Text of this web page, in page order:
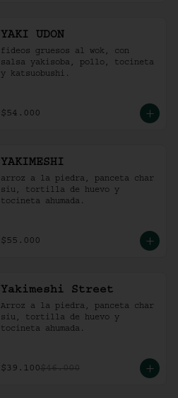
YAKI UDON
fideos gruesos al wok, con
salsa yakisoba, pollo, tocineta
y katsuobushi.
$54.000
YAKIMESHI
arroz a la piedra, panceta char
siu, tortilla de huevo y
tocineta ahumada.
$55.000
Yakimeshi Street
Arroz a la piedra, panceta char
siu, tortilla de huevo y
tocineta ahumada.
$39.100$46.000